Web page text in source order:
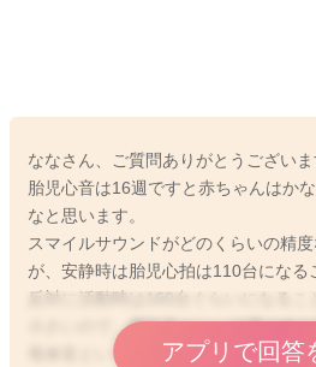
ななさん、ご質問ありがとうございま
胎児心音は16週ですと赤ちゃんはか
なと思います。
スマイルサウンドがどのくらいの精
が、安静時は胎児心拍は110台になる
反対に活動時は160台ぐらいになるこ
小さいので、臍胎音といって臍の緒
母体音といってママの子宮付近にあ
アプリで回答